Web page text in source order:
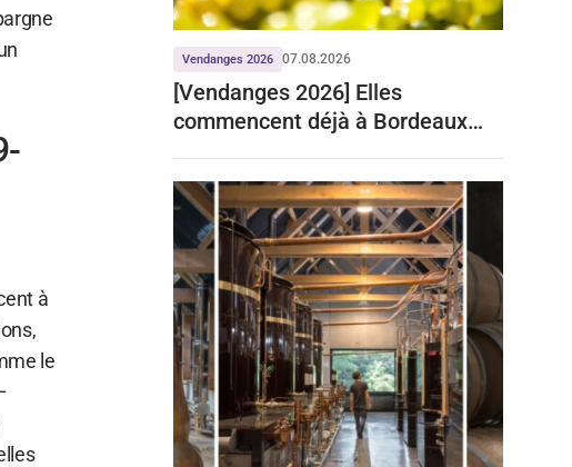
à
le
Vendanges 2026 07.08.2026
[Vendanges 2026] Elles
commencent déjà à Bordeaux